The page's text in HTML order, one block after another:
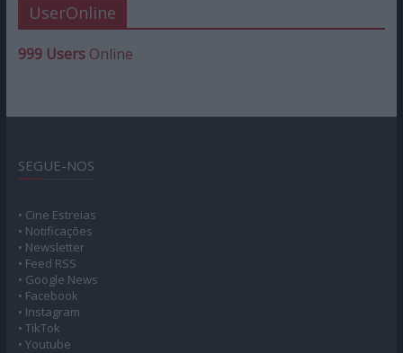
UserOnline
999 UsersOnline
SEGUE-NOS
• Cine Estreias
• Notificações
• Newsletter
• Feed RSS
• Google News
• Facebook
• Instagram
• TikTok
• Youtube